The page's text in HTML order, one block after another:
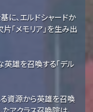
に、エルドシャードか
「メモリア」を生み出
英雄を召喚する「デル
資源から英雄を召喚